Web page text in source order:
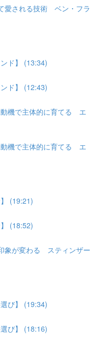
愛される技術 ベン・フラ
ド】 (13:34)
ド】 (12:43)
機で主体的に育てる エ
機で主体的に育てる エ
(19:21)
(18:52)
象が変わる スティンザー
び】 (19:34)
び】 (18:16)